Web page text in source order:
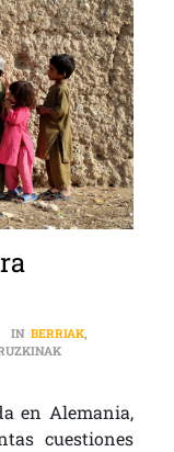
IN BERRIAK,
PARA ENTENDER LO
en Alemania,
cuestiones